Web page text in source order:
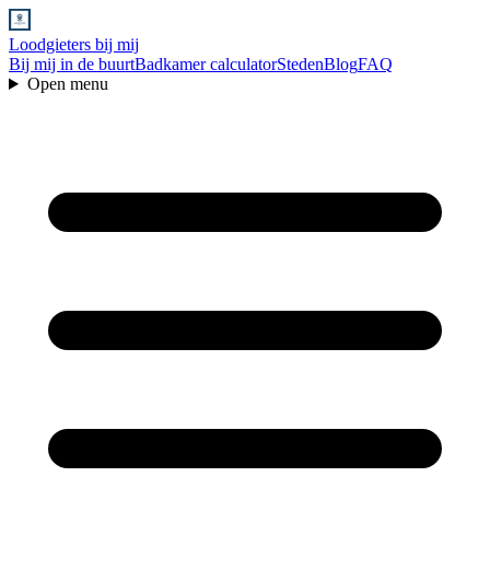
Loodgieters bij mij
Bij mij in de buurtBadkamer calculatorStedenBlogFAQ
Open menu